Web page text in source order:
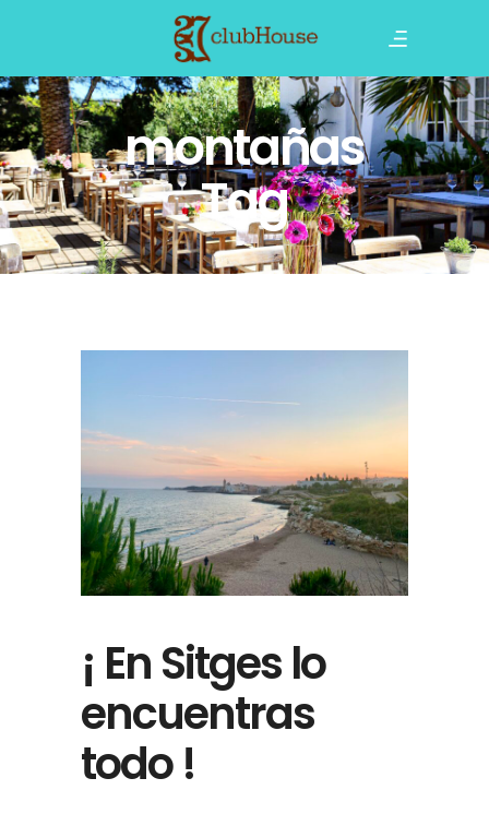
montañas
Tag
¡ En Sitges lo
encuentras
todo !